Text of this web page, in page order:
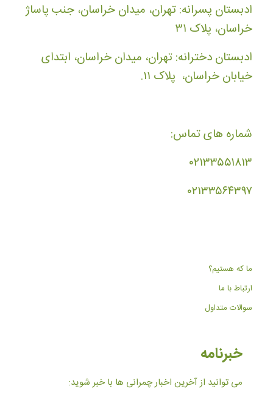
ادبستان پسرانه: تهران، میدان خراسان، جنب پاساژ
خراسان، پلاک ۳۱
ادبستان دخترانه: تهران، میدان خراسان، ابتدای
خیابان خراسان، پلاک ۱۱.
شماره های تماس:
۰۲۱۳۳۵۵۱۸۱۳
۰۲۱۳۳۵۶۴۳۹۷
ما که هستیم؟
ارتباط با ما
سوالات متداول
خبرنامه
می توانید از آخرین اخبار چمرانی ها با خبر شوید: